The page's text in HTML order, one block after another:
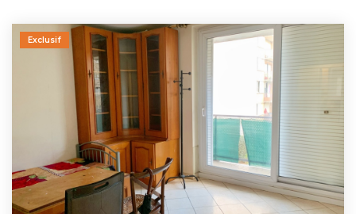
Exclusif